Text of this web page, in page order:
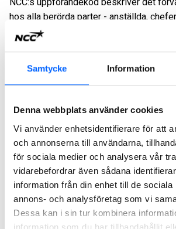
Samtycke Information
Denna webbplats använder cookies
Vi använder enhetsidentifierare för att
och annonserna till användarna,
för sociala medier och analysera vår
vidarebefordrar även sådana
information från din enhet till de sociala
annons- och analysföretag som vi
Dessa kan i sin tur kombinera
information som du har tillhandahållit
hos alla berörda parter - anställda,
affärspartner - som stöder den etiska